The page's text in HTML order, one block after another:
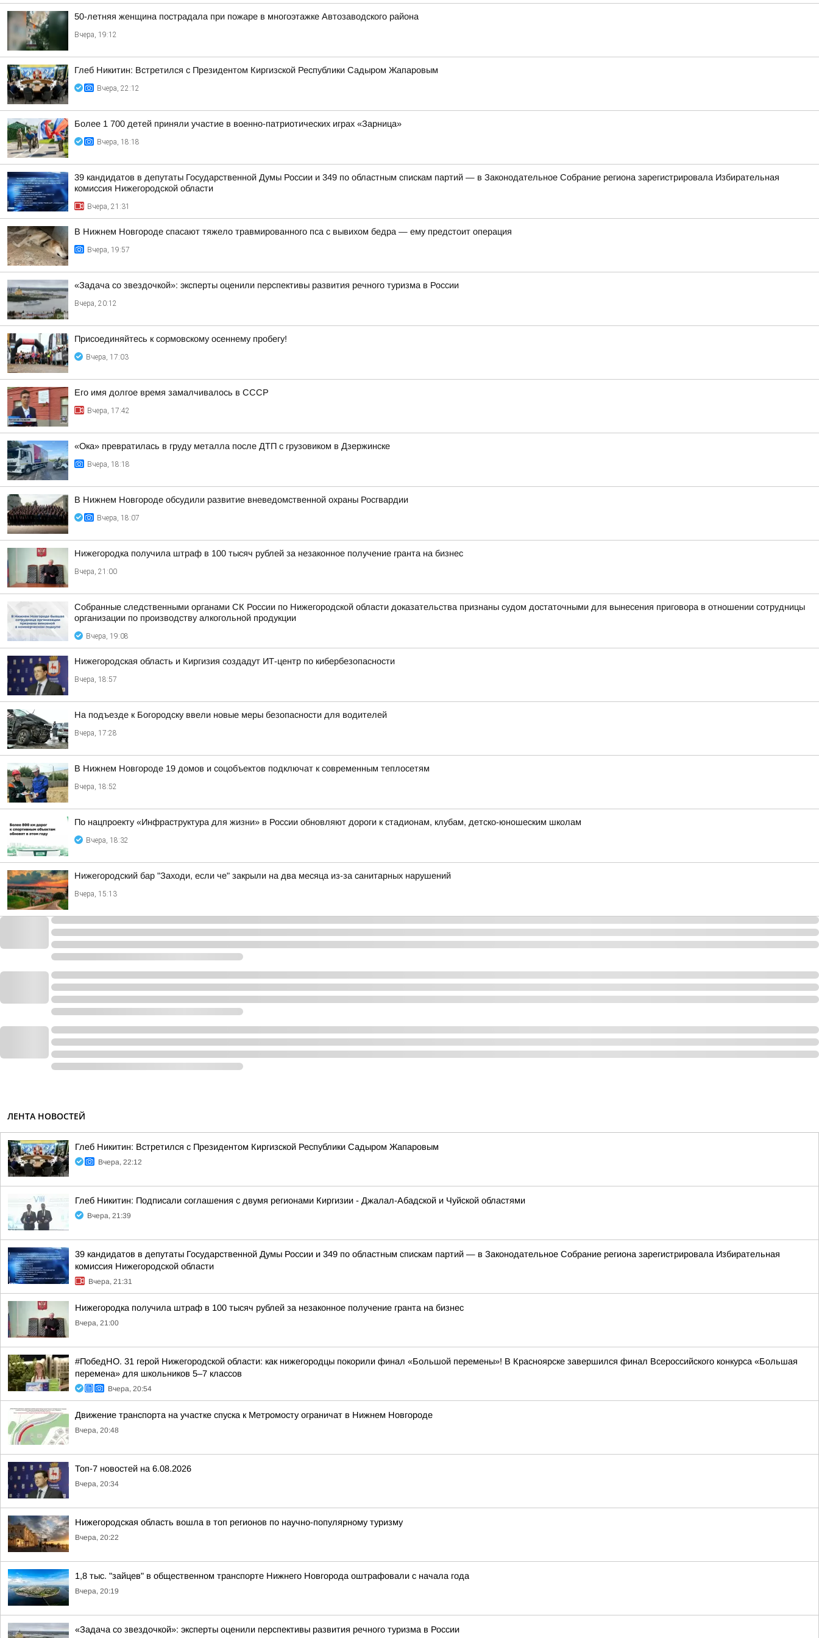
50-летняя женщина пострадала при пожаре в многоэтажке Автозаводского района
Вчера, 19:12
Глеб Никитин: Встретился с Президентом Киргизской Республики Садыром Жапаровым
Вчера, 22:12
Более 1 700 детей приняли участие в военно-патриотических играх «Зарница»
Вчера, 18:18
39 кандидатов в депутаты Государственной Думы России и 349 по областным спискам партий — в Законодательное Собрание региона зарегистрировала Избирательная
комиссия Нижегородской области
Вчера, 21:31
В Нижнем Новгороде спасают тяжело травмированного пса с вывихом бедра — ему предстоит операция
Вчера, 19:57
«Задача со звездочкой»: эксперты оценили перспективы развития речного туризма в России
Вчера, 20:12
Присоединяйтесь к сормовскому осеннему пробегу!
Вчера, 17:03
Его имя долгое время замалчивалось в СССР
Вчера, 17:42
«Ока» превратилась в груду металла после ДТП с грузовиком в Дзержинске
Вчера, 18:18
В Нижнем Новгороде обсудили развитие вневедомственной охраны Росгвардии
Вчера, 18:07
Нижегородка получила штраф в 100 тысяч рублей за незаконное получение гранта на бизнес
Вчера, 21:00
Собранные следственными органами СК России по Нижегородской области доказательства признаны судом достаточными для вынесения приговора в отношении сотрудницы
организации по производству алкогольной продукции
Вчера, 19:08
Нижегородская область и Киргизия создадут ИТ-центр по кибербезопасности
Вчера, 18:57
На подъезде к Богородску ввели новые меры безопасности для водителей
Вчера, 17:28
В Нижнем Новгороде 19 домов и соцобъектов подключат к современным теплосетям
Вчера, 18:52
По нацпроекту «Инфраструктура для жизни» в России обновляют дороги к стадионам, клубам, детско-юношеским школам
Вчера, 18:32
Нижегородский бар "Заходи, если че" закрыли на два месяца из-за санитарных нарушений
Вчера, 15:13
ЛЕНТА НОВОСТЕЙ
Глеб Никитин: Встретился с Президентом Киргизской Республики Садыром Жапаровым
Вчера, 22:12
Глеб Никитин: Подписали соглашения с двумя регионами Киргизии - Джалал-Абадской и Чуйской областями
Вчера, 21:39
39 кандидатов в депутаты Государственной Думы России и 349 по областным спискам партий — в Законодательное Собрание региона зарегистрировала Избирательная
комиссия Нижегородской области
Вчера, 21:31
Нижегородка получила штраф в 100 тысяч рублей за незаконное получение гранта на бизнес
Вчера, 21:00
#ПобедНО. 31 герой Нижегородской области: как нижегородцы покорили финал «Большой перемены»! В Красноярске завершился финал Всероссийского конкурса «Большая
перемена» для школьников 5–7 классов
Вчера, 20:54
Движение транспорта на участке спуска к Метромосту ограничат в Нижнем Новгороде
Вчера, 20:48
Топ-7 новостей на 6.08.2026
Вчера, 20:34
Нижегородская область вошла в топ регионов по научно-популярному туризму
Вчера, 20:22
1,8 тыс. "зайцев" в общественном транспорте Нижнего Новгорода оштрафовали с начала года
Вчера, 20:19
«Задача со звездочкой»: эксперты оценили перспективы развития речного туризма в России